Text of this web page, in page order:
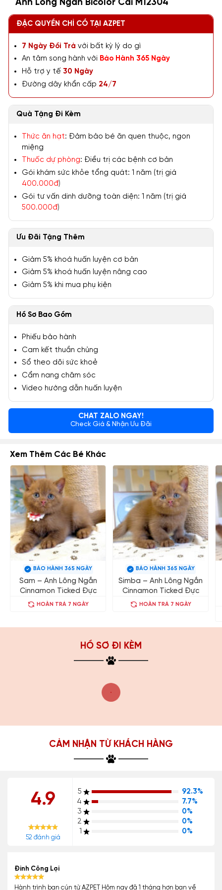
Anh Lông Ngắn Bicolor Cái M12304
ĐẶC QUYỀN CHỈ CÓ TẠI AZPET
7 Ngày Đổi Trả với bất kỳ lý do gì
An tâm song hành với Bảo Hành 365 Ngày
Hỗ trợ y tế 30 Ngày
Đường dây khẩn cấp 24/7
Quà Tặng Đi Kèm
Thức ăn hạt: Đảm bảo bé ăn quen thuộc, ngon
miệng
Thuốc dự phòng: Điều trị các bệnh cơ bản
Gói khám sức khỏe tổng quát: 1 năm (trị giá
400.000đ)
Gói tư vấn dinh dưỡng toàn diện: 1 năm (trị giá
500.000đ)
Ưu Đãi Tặng Thêm
Giảm 5% khoá huấn luyện cơ bản
Giảm 5% khoá huấn luyện nâng cao
Giảm 5% khi mua phụ kiện
Hồ Sơ Bao Gồm
Phiếu bảo hành
Cam kết thuần chủng
Sổ theo dõi sức khoẻ
Cẩm nang chăm sóc
Video hướng dẫn huấn luyện
CHAT ZALO NGAY!
Check Giá & Nhận Ưu Đãi
Xem Thêm Các Bé Khác
BẢO HÀNH 365 NGÀY
Sam – Anh Lông Ngắn
Cinnamon Ticked Đực
HOÀN TRẢ 7 NGÀY
BẢO HÀNH 365 NGÀY
Simba – Anh Lông Ngắn
Cinnamon Ticked Đực
HOÀN TRẢ 7 NGÀY
HỒ SƠ ĐI KÈM
CẢM NHẬN TỪ KHÁCH HÀNG
4.9
52 đánh giá
5
92.3%
4
7.7%
3
0%
2
0%
1
0%
Đinh Công Lợi
Hành trình bạn cún từ AZPET Hôm nay đã 1 tháng hơn bạn về